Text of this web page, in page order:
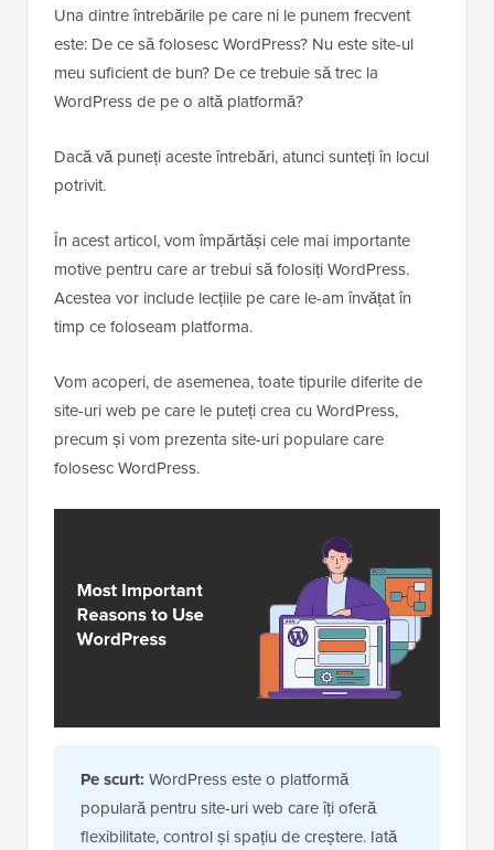
Una dintre întrebările pe care ni le punem frecvent
este: De ce să folosesc WordPress? Nu este site-ul
meu suficient de bun? De ce trebuie să trec la
WordPress de pe o altă platformă?
Dacă vă puneți aceste întrebări, atunci sunteți în locul
potrivit.
În acest articol, vom împărtăși cele mai importante
motive pentru care ar trebui să folosiți WordPress.
Acestea vor include lecțiile pe care le-am învățat în
timp ce foloseam platforma.
Vom acoperi, de asemenea, toate tipurile diferite de
site-uri web pe care le puteți crea cu WordPress,
precum și vom prezenta site-uri populare care
folosesc WordPress.
Pe scurt: WordPress este o platformă
populară pentru site-uri web care îți oferă
flexibilitate, control și spațiu de creștere. Iată